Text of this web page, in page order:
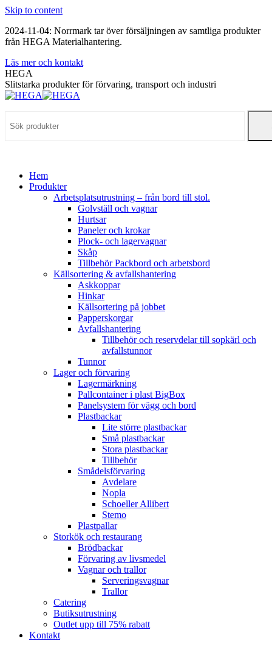
Skip to content
2024-11-04: Norrmark tar över försäljningen av samtliga produkter
från HEGA Materialhantering.
Läs mer och kontakt
HEGA
Slitstarka produkter för förvaring, transport och industri
Hem
Produkter
Arbetsplatsutrustning – från bord till stol.
Golvställ och vagnar
Hurtsar
Paneler och krokar
Plock- och lagervagnar
Skåp
Tillbehör Packbord och arbetsbord
Källsortering & avfallshantering
Askkoppar
Hinkar
Källsortering på jobbet
Papperskorgar
Avfallshantering
Tillbehör och reservdelar till sopkärl och
avfallstunnor
Tunnor
Lager och förvaring
Lagermärkning
Pallcontainer i plast BigBox
Panelsystem för vägg och bord
Plastbackar
Lite större plastbackar
Små plastbackar
Stora plastbackar
Tillbehör
Smådelsförvaring
Avdelare
Nopla
Schoeller Allibert
Stemo
Plastpallar
Storkök och restaurang
Brödbackar
Förvaring av livsmedel
Vagnar och trallor
Serveringsvagnar
Trallor
Catering
Butiksutrustning
Outlet upp till 75% rabatt
Kontakt